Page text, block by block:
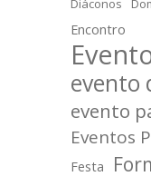
Diáconos
Encontro
evento
evento
Eventos
Festa